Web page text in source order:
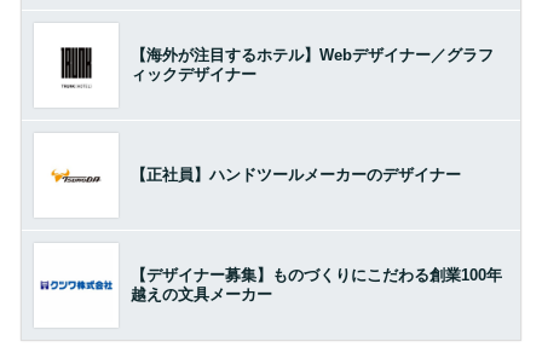
【海外が注目するホテル】Webデザイナー／グラフ
ィックデザイナー
【正社員】ハンドツールメーカーのデザイナー
【デザイナー募集】ものづくりにこだわる創業100年
越えの文具メーカー